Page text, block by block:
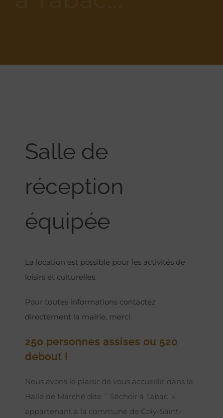
Salle de
réception
équipée
La location est possible pour les activités de
loisirs et culturelles.
Pour toutes informations contactez
directement la mairie, merci.
250 personnes assises ou 520
debout !
Nous avons le plaisir de vous accueillir dans la
Halle de Marché dite ¨ Séchoir à Tabac »
appartenant à la commune de Coly-Saint-